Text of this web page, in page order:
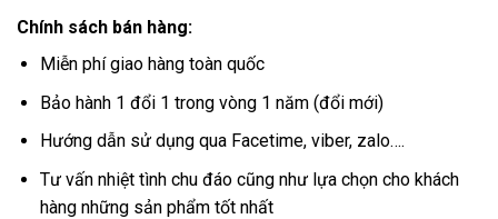
Chính sách bán hàng:
Miễn phí giao hàng toàn quốc
Bảo hành 1 đổi 1 trong vòng 1 năm (đổi mới)
Hướng dẫn sử dụng qua Facetime, viber, zalo….
Tư vấn nhiệt tình chu đáo cũng như lựa chọn cho khách
hàng những sản phẩm tốt nhất